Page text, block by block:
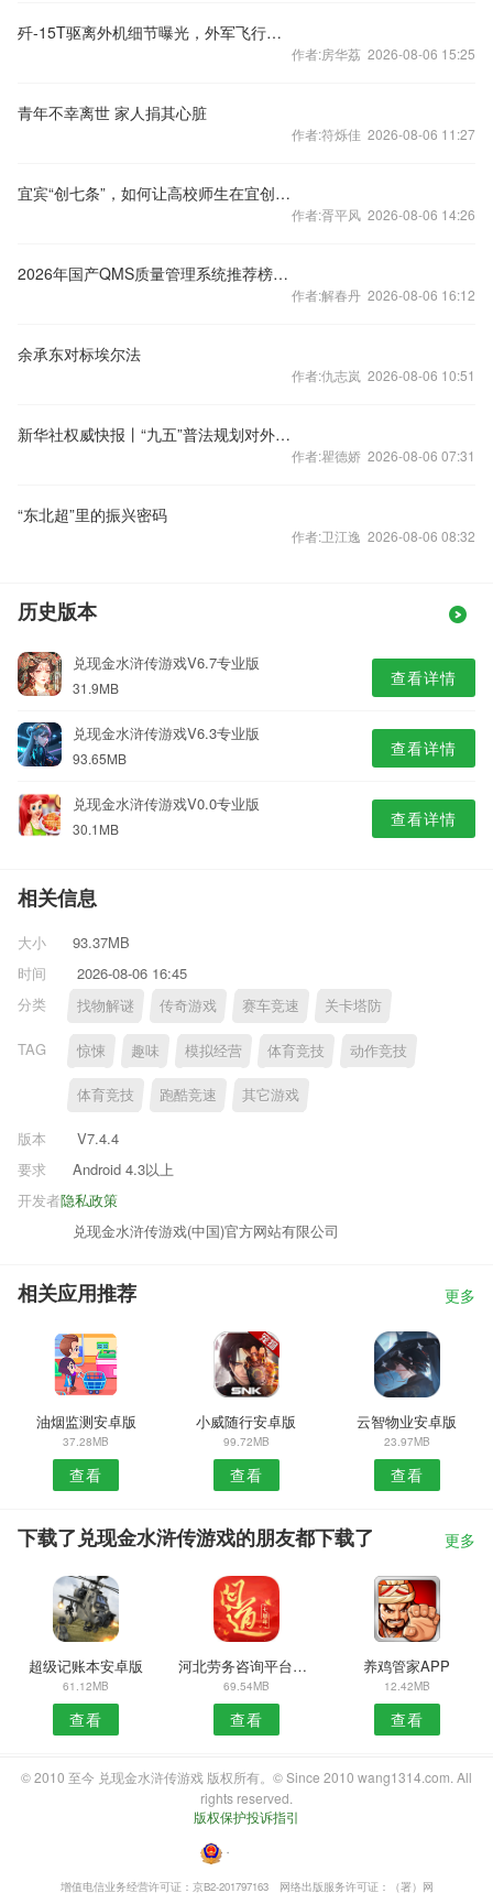
歼-15T驱离外机细节曝光，外军飞行员：我只想赶紧回家
作者:房华荔 2026-08-06 15:25
青年不幸离世 家人捐其心脏
作者:符烁佳 2026-08-06 11:27
宜宾“创七条”，如何让高校师生在宜创业“全程无忧”
作者:胥平风 2026-08-06 14:26
2026年国产QMS质量管理系统推荐榜（10家）
作者:解春丹 2026-08-06 16:12
余承东对标埃尔法
作者:仇志岚 2026-08-06 10:51
新华社权威快报丨“九五”普法规划对外发布
作者:瞿德娇 2026-08-06 07:31
“东北超”里的振兴密码
作者:卫江逸 2026-08-06 08:32
历史版本
兑现金水浒传游戏V6.7专业版
31.9MB 查看详情
兑现金水浒传游戏V6.3专业版
93.65MB 查看详情
兑现金水浒传游戏V0.0专业版
30.1MB 查看详情
相关信息
大小
93.37MB
时间
2026-08-06 16:45
分类
找物解谜 传奇游戏 赛车竞速 关卡塔防
TAG 惊悚 趣味 模拟经营 体育竞技 动作竞技
体育竞技 跑酷竞速 其它游戏
版本
V7.4.4
要求
Android 4.3以上
隐私政策
开发者
兑现金水浒传游戏(中国)官方网站有限公司
相关应用推荐 更多
油烟监测安卓版
37.28MB
查看
小威随行安卓版
99.72MB
查看
云智物业安卓版
23.97MB
查看
下载了兑现金水浒传游戏的朋友都下载了 更多
超级记账本安卓版
61.12MB
查看
河北劳务咨询平台APP
69.54MB
查看
养鸡管家APP
12.42MB
查看
© 2010 至今 兑现金水浒传游戏 版权所有。© Since 2010 wang1314.com. All
rights reserved.
版权保护投诉指引
・
增值电信业务经营许可证：京B2-201797163 网络出版服务许可证：（署）网